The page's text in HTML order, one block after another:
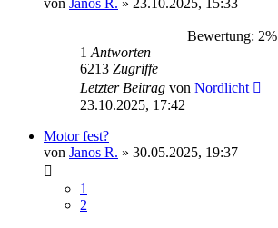
Bewertung: 2%
1 Antworten
6213 Zugriffe
Letzter Beitrag von Nordlicht
23.10.2025, 17:42
Motor fest?
von Janos R. » 30.05.2025, 19:37
1
2